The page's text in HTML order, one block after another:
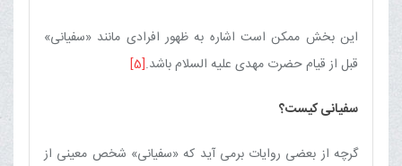
این بخش ممکن است اشاره به ظهور افرادی مانند «سفیانی»
قبل از قیام حضرت مهدی علیه السلام باشد.[5]
سفیانی کیست؟
گرچه از بعضی روایات برمی آید که «سفیانی» شخص معینی از